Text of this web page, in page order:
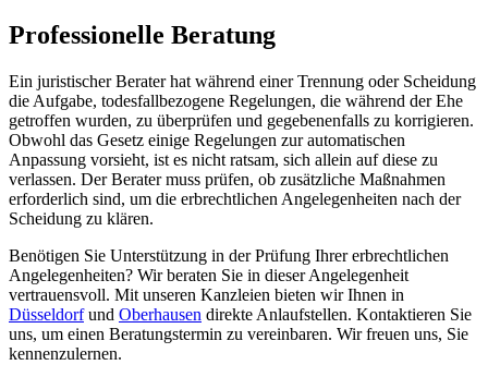
Professionelle Beratung
Ein juristischer Berater hat während einer Trennung oder Scheidung
die Aufgabe, todesfallbezogene Regelungen, die während der Ehe
getroffen wurden, zu überprüfen und gegebenenfalls zu korrigieren.
Obwohl das Gesetz einige Regelungen zur automatischen
Anpassung vorsieht, ist es nicht ratsam, sich allein auf diese zu
verlassen. Der Berater muss prüfen, ob zusätzliche Maßnahmen
erforderlich sind, um die erbrechtlichen Angelegenheiten nach der
Scheidung zu klären.
Benötigen Sie Unterstützung in der Prüfung Ihrer erbrechtlichen
Angelegenheiten? Wir beraten Sie in dieser Angelegenheit
vertrauensvoll. Mit unseren Kanzleien bieten wir Ihnen in
Düsseldorfund Oberhausen direkte Anlaufstellen. Kontaktieren Sie
uns, um einen Beratungstermin zu vereinbaren. Wir freuen uns, Sie
kennenzulernen.